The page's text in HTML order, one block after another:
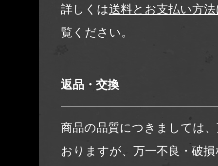
詳しくは送料とお支払い方
覧ください。
返品・交換
商品の品質につきましては
おりますが、万一不良・破